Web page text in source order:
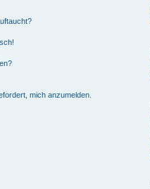
mich anzumelden.